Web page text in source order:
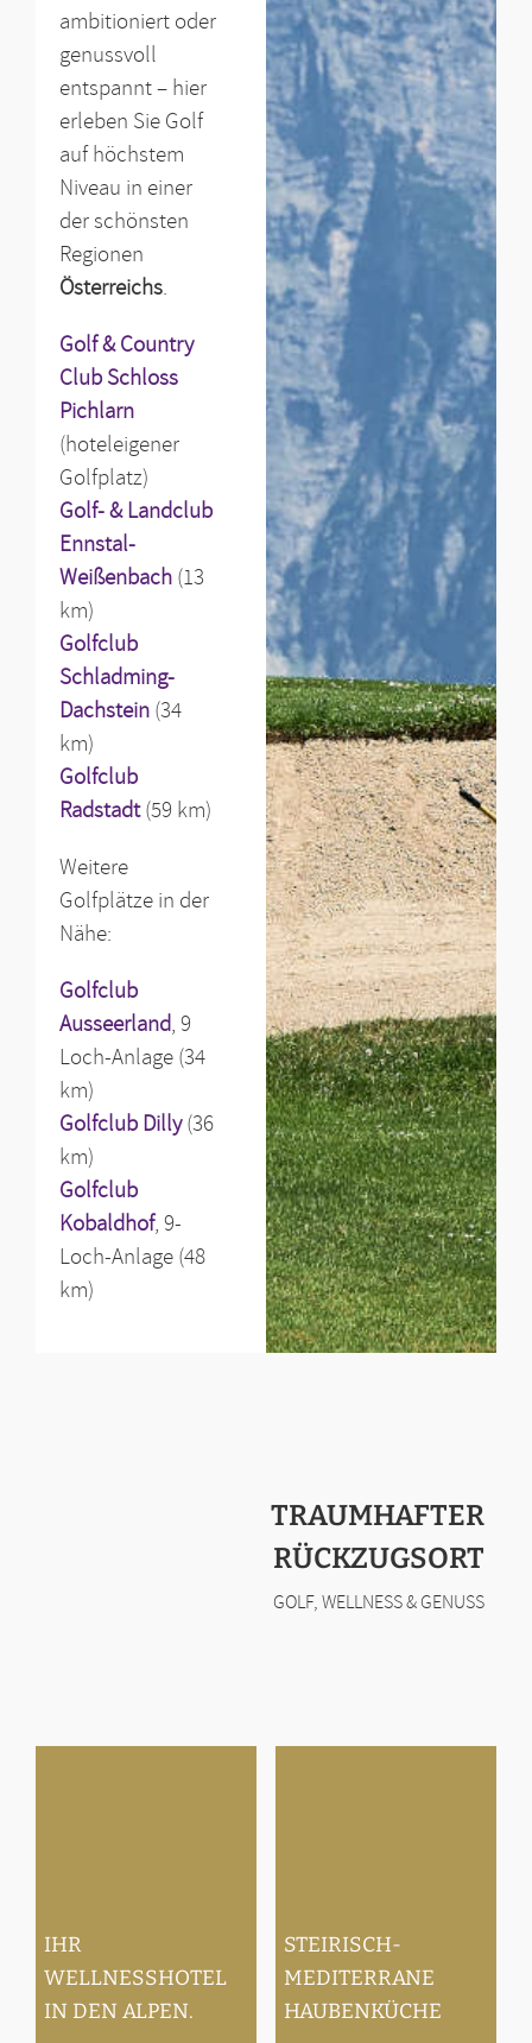
ambitioniert oder
genussvoll
entspannt – hier
erleben Sie Golf
auf höchstem
Niveau in einer
der schönsten
Regionen
Österreichs
Golf & Country
Club Schloss
Pichlarn
(hoteleigener
Golfplatz)
Golf- & Landclub
Ennstal-
Weißenbach (13
km)
Golfclub
Schladming-
Dachstein (34
km)
Golfclub
Radstadt(59 km)
Weitere
Golfplätze in der
Nähe:
Golfclub
Ausseerland , 9
Loch-Anlage (34
km)
Golfclub Dilly(36
km)
Golfclub
Kobaldhof, 9-
Loch-Anlage (48
km)
TRAUMHAFTER
RÜCKZUGSORT
GOLF, WELLNESS & GENUSS
IHR
WELLNESSHOTEL
IN DEN ALPEN.
STEIRISCH-
MEDITERRANE
HAUBENKÜCHE